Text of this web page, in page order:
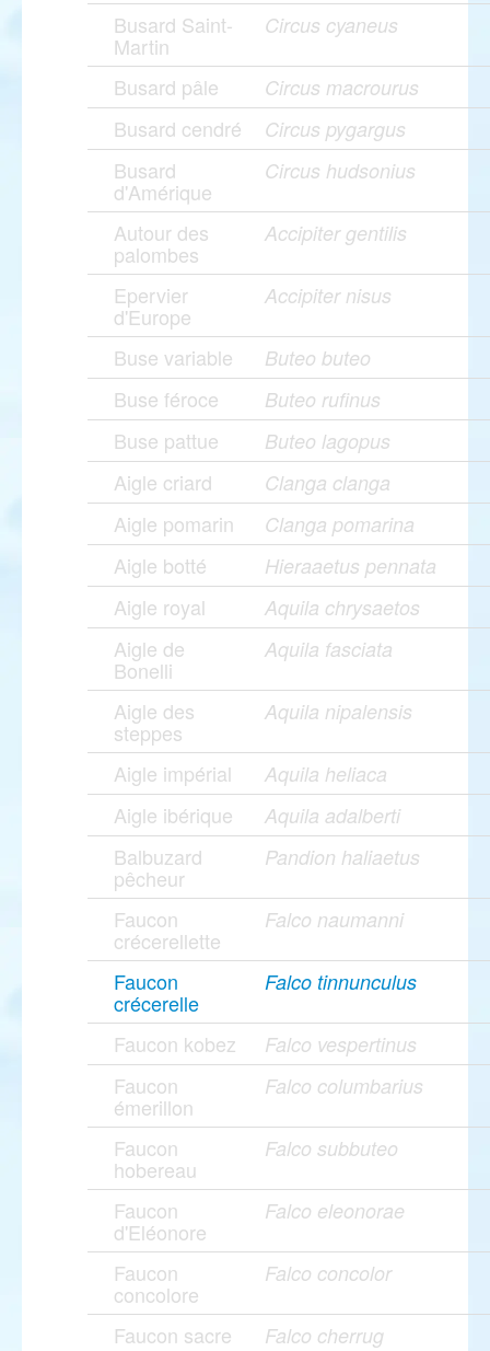
Busard Saint-
Martin
Circus cyaneus
Busard pâle Circus macrourus
Busard cendré Circus pygargus
Busard
d'Amérique
Circus hudsonius
Autour des
palombes
Accipiter gentilis
Epervier
d'Europe
Accipiter nisus
Buse variable Buteo buteo
Buse féroce Buteo rufinus
Buse pattue Buteo lagopus
Aigle criard Clanga clanga
Aigle pomarin Clanga pomarina
Aigle botté Hieraaetus pennata
Aigle royal Aquila chrysaetos
Aigle de
Bonelli
Aquila fasciata
Aigle des
steppes
Aquila nipalensis
Aigle impérial Aquila heliaca
Aigle ibérique Aquila adalberti
Balbuzard
pêcheur
Pandion haliaetus
Faucon
crécerellette
Falco naumanni
Faucon
crécerelle
Falco tinnunculus
Faucon kobez Falco vespertinus
Faucon
émerillon
Falco columbarius
Faucon
hobereau
Falco subbuteo
Faucon
d'Eléonore
Falco eleonorae
Faucon
concolore
Falco concolor
Faucon sacre Falco cherrug